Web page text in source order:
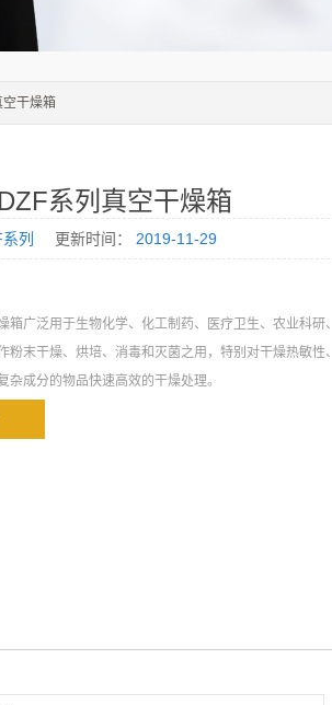
干燥箱
系列真空干燥箱
列 更新时间： 2019-11-29
箱广泛用于生物化学、化工制药、医疗卫生、农业科研、
粉末干燥、烘培、消毒和灭菌之用，特别对干燥热敏性、
杂成分的物品快速高效的干燥处理。